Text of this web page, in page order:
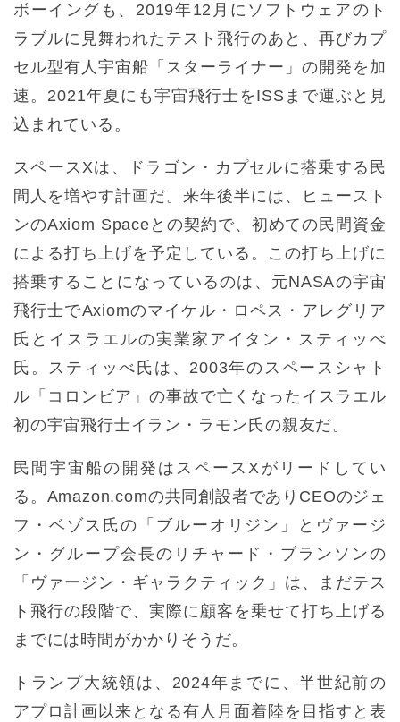
ボーイングも、2019年12月にソフトウェアのト
ラブルに見舞われたテスト飛行のあと、再びカプ
セル型有人宇宙船「スターライナー」の開発を加
速。2021年夏にも宇宙飛行士をISSまで運ぶと見
込まれている。
スペースXは、ドラゴン・カプセルに搭乗する民
間人を増やす計画だ。来年後半には、ヒュースト
ンのAxiom Spaceとの契約で、初めての民間資金
による打ち上げを予定している。この打ち上げに
搭乗することになっているのは、元NASAの宇宙
飛行士でAxiomのマイケル・ロペス・アレグリア
氏とイスラエルの実業家アイタン・スティッべ
氏。スティッべ氏は、2003年のスペースシャト
ル「コロンビア」の事故で亡くなったイスラエル
初の宇宙飛行士イラン・ラモン氏の親友だ。
民間宇宙船の開発はスペースXがリードしてい
る。Amazon.comの共同創設者でありCEOのジェ
フ・ベゾス氏の「ブルーオリジン」とヴァージ
ン・グループ会長のリチャード・ブランソンの
「ヴァージン・ギャラクティック」は、まだテス
ト飛行の段階で、実際に顧客を乗せて打ち上げる
までには時間がかかりそうだ。
トランプ大統領は、2024年までに、半世紀前の
アプロ計画以来となる有人月面着陸を目指すと表